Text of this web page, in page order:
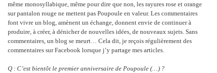
même monosyllabique, même pour dire que non, les rayures rose et orange
sur pantalon rouge ne mettent pas Poupoule en valeur. Les commentaires
font vivre un blog, amènent un échange, donnent envie de continuer à
produire, à créer, à dénicher de nouvelles idées, de nouveaux sujets. Sans
commentaires, un blog se meurt… Cela dit, je reçois régulièrement des
commentaires sur Facebook lorsque j’y partage mes articles.
Q : C’est bientôt le premier anniversaire de Poupoule (…) ?